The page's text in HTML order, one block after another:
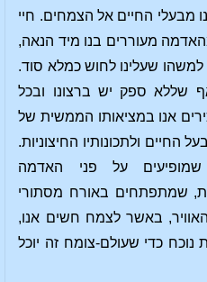
מבעלי החיים אל הצמחים. חיי
מעוררים בנו מיד הנאה,
שעלינו לחוש כמלא סוד.
שללא ספק יש ברצונו ובכל
אנו במציאותו הממשית של
החיים ולתכונותיו החיצוניות.
על פני האדמה
שמתפתחים באורח מסתורי
באשר לצמח חשים אנו,
נוכח כדי שעולם-צומח זה יוכל